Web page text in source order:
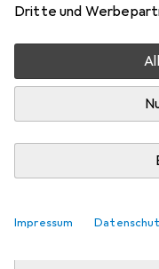
Dritte und
Impressum
übermorgen
Mehr als 10 Stück
Lieferort